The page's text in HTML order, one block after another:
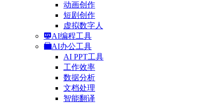
动画创作
短剧创作
虚拟数字人
AI编程工具
AI办公工具
AI PPT工具
工作效率
数据分析
文档处理
智能翻译